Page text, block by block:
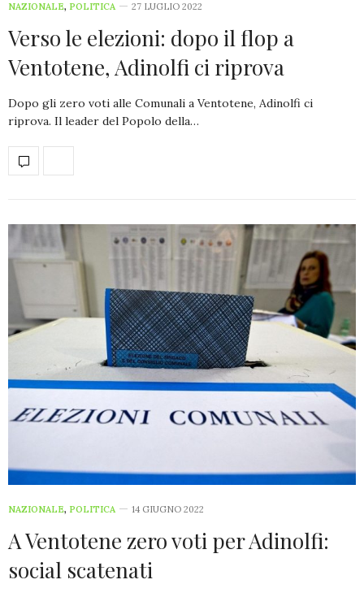
NAZIONALE, POLITICA 27 LUGLIO 2022
Verso le elezioni: dopo il flop a
Ventotene, Adinolfi ci riprova
Dopo gli zero voti alle Comunali a Ventotene, Adinolfi ci
riprova. Il leader del Popolo della…
NAZIONALE, POLITICA 14 GIUGNO 2022
A Ventotene zero voti per Adinolfi:
social scatenati